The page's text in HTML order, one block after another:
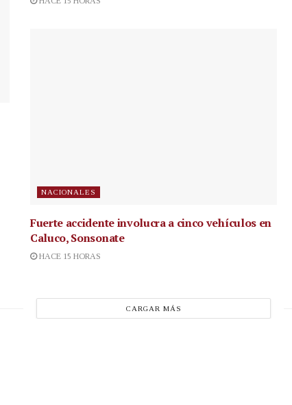
NACIONALES
Fuerte accidente involucra a cinco vehículos en
Caluco, Sonsonate
HACE 15 HORAS
CARGAR MÁS